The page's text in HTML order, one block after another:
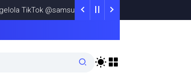
@samsungstore.ta Siapkan Langkah Verifikasi